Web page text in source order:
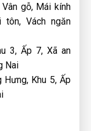
gỗ, Mái kính
Vách ngăn
3, Ấp 7, Xã an
Nai
Hưng, Khu 5, Ấp